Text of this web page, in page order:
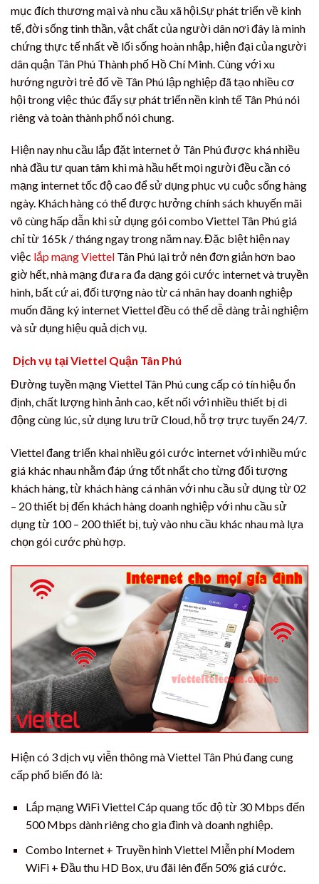
mục đích thương mại và nhu cầu xã hội.Sự phát triển về kinh
tế, đời sống tinh thần, vật chất của người dân nơi đây là minh
chứng thực tế nhất về lối sống hoàn nhập, hiện đại của người
dân quận Tân Phú Thành phố Hồ Chí Minh. Cùng với xu
hướng người trẻ đổ về Tân Phú lập nghiệp đã tạo nhiều cơ
hội trong việc thúc đẩy sự phát triển nền kinh tế Tân Phú nói
riêng và toàn thành phố nói chung.
Hiện nay nhu cầu lắp đặt internet ở Tân Phú được khá nhiều
nhà đầu tư quan tâm khi mà hầu hết mọi người đều cần có
mạng internet tốc độ cao để sử dụng phục vụ cuộc sống hàng
ngày. Khách hàng có thể được hưởng chính sách khuyến mãi
vô cùng hấp dẫn khi sử dụng gói combo Viettel Tân Phú giá
chỉ từ 165k / tháng ngay trong năm nay. Đặc biệt hiện nay
việc lắp mạng Viettel Tân Phú lại trở nên đơn giản hơn bao
giờ hết, nhà mạng đưa ra đa dạng gói cước internet và truyền
hình, bất cứ ai, đối tượng nào từ cá nhân hay doanh nghiệp
muốn đăng ký internet Viettel đều có thể dễ dàng trải nghiệm
và sử dụng hiệu quả dịch vụ.
Dịch vụ tại Viettel Quận Tân Phú
Đường tuyền mạng Viettel Tân Phú cung cấp có tín hiệu ổn
định, chất lượng hình ảnh cao, kết nối với nhiều thiết bị di
động cùng lúc, sử dụng lưu trữ Cloud, hỗ trợ trực tuyến 24/7.
Viettel đang triển khai nhiều gói cước internet với nhiều mức
giá khác nhau nhằm đáp ứng tốt nhất cho từng đối tượng
khách hàng, từ khách hàng cá nhân với nhu cầu sử dụng từ 02
– 20 thiết bị đến khách hàng doanh nghiệp với nhu cầu sử
dụng từ 100 – 200 thiết bị, tuỳ vào nhu cầu khác nhau mà lựa
chọn gói cước phù hợp.
Hiện có 3 dịch vụ viễn thông mà Viettel Tân Phú đang cung
cấp phổ biến đó là:
Lắp mạng WiFi Viettel Cáp quang tốc độ từ 30 Mbps đến
500 Mbps dành riêng cho gia đình và doanh nghiệp.
Combo Internet + Truyền hình Viettel Miễn phí Modem
WiFi + Đầu thu HD Box, ưu đãi lên đến 50% giá cước.